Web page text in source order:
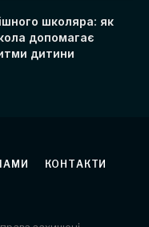
школяра: як
допомагає
дитини
КОНТАКТИ